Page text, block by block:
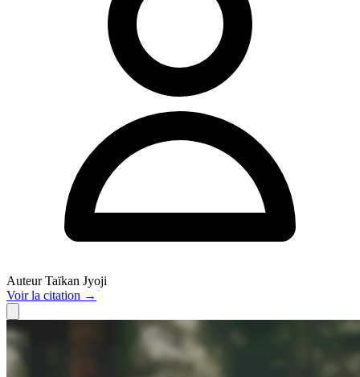
Auteur Taïkan Jyoji
Voirla citation →